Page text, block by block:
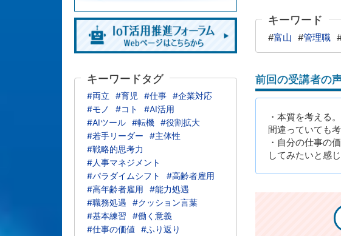
キーワード
#富山 #管理職
前回の受講者の
・本質を考える
間違っていても
・自分の仕事の
してみたいと感じ
キーワードタグ
#両立 #育児 #仕事 #企業対応
#モノ
#コト
#AI活用
#AIツール #転機 #役割拡大
#若手リーダー
#主体性
#戦略的思考力
#人事マネジメント
#パラダイムシフト
#高齢者雇用
#高年齢者雇用
#能力処遇
#職務処遇
#クッション言葉
#基本練習
#働く意義
#仕事の価値
#ふり返り